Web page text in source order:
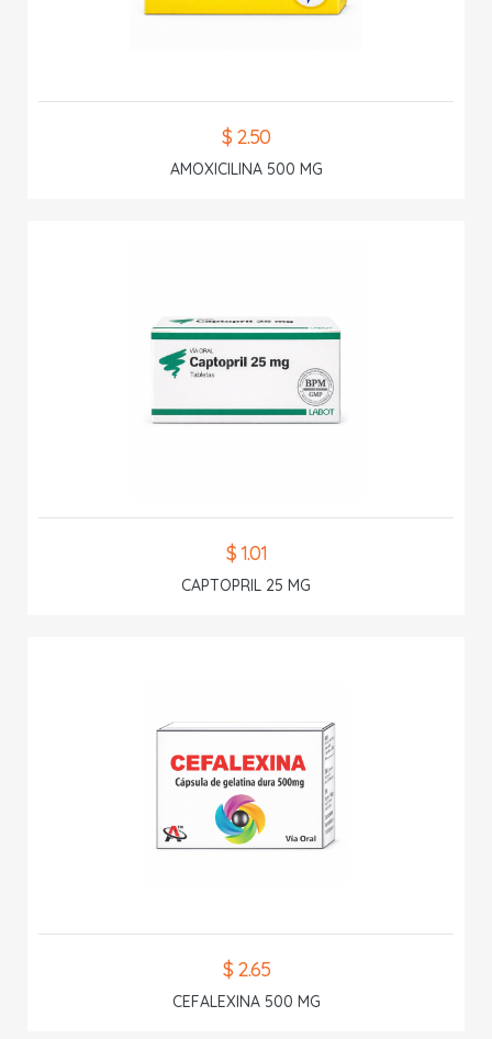
$ 2.50
AMOXICILINA 500 MG
$ 1.01
CAPTOPRIL 25 MG
$ 2.65
CEFALEXINA 500 MG